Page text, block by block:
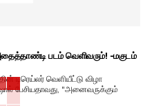
படம் வெளிவரும்! -மகுடம்
டிரெய்லர் வெளியீட்டு விழா